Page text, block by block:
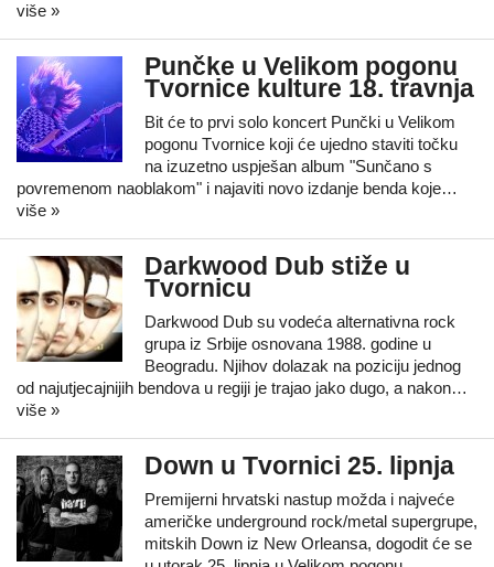
više »
Punčke u Velikom pogonu
Tvornice kulture 18. travnja
Bit će to prvi solo koncert Punčki u Velikom
pogonu Tvornice koji će ujedno staviti točku
na izuzetno uspješan album "Sunčano s
povremenom naoblakom" i najaviti novo izdanje benda koje…
više »
Darkwood Dub stiže u
Tvornicu
Darkwood Dub su vodeća alternativna rock
grupa iz Srbije osnovana 1988. godine u
Beogradu. Njihov dolazak na poziciju jednog
od najutjecajnijih bendova u regiji je trajao jako dugo, a nakon…
više »
Down u Tvornici 25. lipnja
Premijerni hrvatski nastup možda i najveće
američke underground rock/metal supergrupe,
mitskih Down iz New Orleansa, dogodit će se